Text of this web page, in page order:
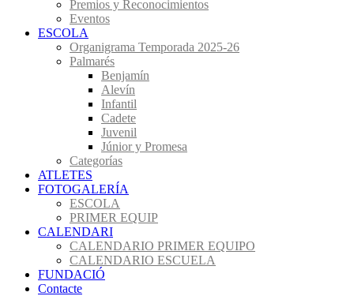
Premios y Reconocimientos
Eventos
ESCOLA
Organigrama Temporada 2025-26
Palmarés
Benjamín
Alevín
Infantil
Cadete
Juvenil
Júnior y Promesa
Categorías
ATLETES
FOTOGALERÍA
ESCOLA
PRIMER EQUIP
CALENDARI
CALENDARIO PRIMER EQUIPO
CALENDARIO ESCUELA
FUNDACIÓ
Contacte